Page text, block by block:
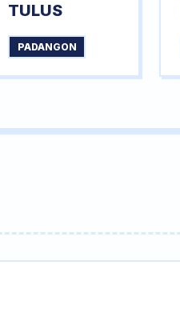
TULUS
PADANGON